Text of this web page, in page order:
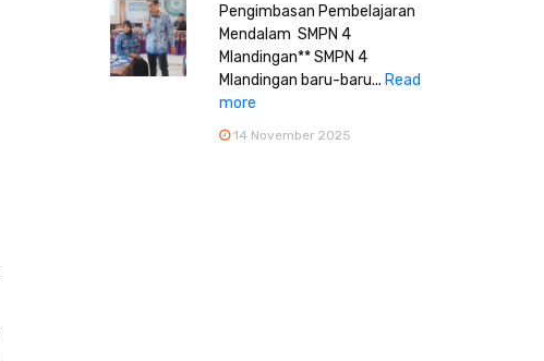
Pengimbasan Pembelajaran
Mendalam SMPN 4
Mlandingan** SMPN 4
Mlandingan baru-baru... Read
more
14 November 2025